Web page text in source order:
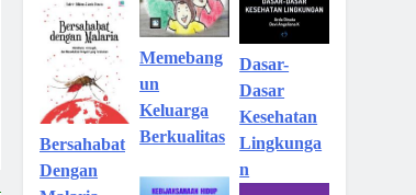
Bersahabat
Dengan
Memebang
un
Keluarga
Berkualitas
Dasar-
Dasar
Kesehatan
Lingkunga
n